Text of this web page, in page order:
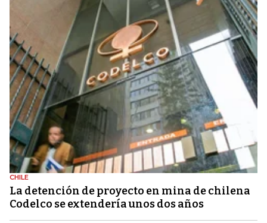
CHILE
La detención de proyecto en mina de chilena
Codelco se extendería unos dos años